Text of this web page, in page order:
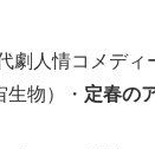
劇人情コメディ
物）・ 定春の